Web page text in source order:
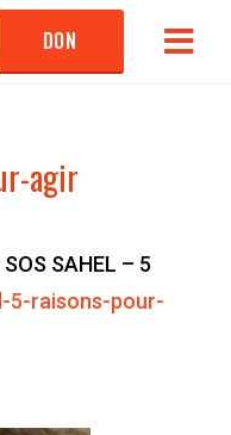
DON
agir
SAHEL – 5
5-raisons-pour-